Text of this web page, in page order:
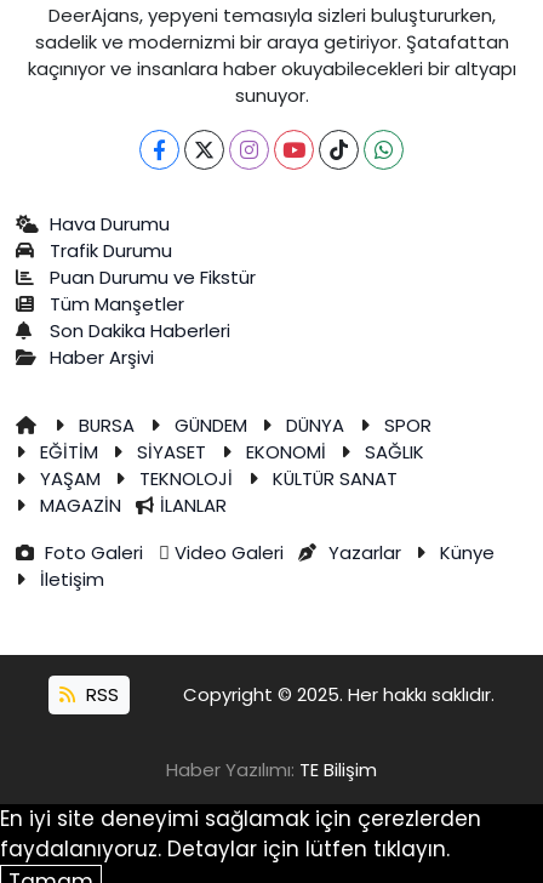
DeerAjans, yepyeni temasıyla sizleri buluştururken,
sadelik ve modernizmi bir araya getiriyor. Şatafattan
kaçınıyor ve insanlara haber okuyabilecekleri bir altyapı
sunuyor.
Hava Durumu
Trafik Durumu
Puan Durumu ve Fikstür
Tüm Manşetler
Son Dakika Haberleri
Haber Arşivi
BURSA GÜNDEM DÜNYA
SPOR
EĞİTİM
SİYASET EKONOMİ
SAĞLIK
YAŞAM
TEKNOLOJİ
KÜLTÜR SANAT
MAGAZİN
İLANLAR
Foto Galeri
Video Galeri Yazarlar
Künye
İletişim
RSS Copyright © 2025. Her hakkı saklıdır.
Haber Yazılımı: TE Bilişim
En iyi site deneyimi sağlamak için çerezlerden
faydalanıyoruz. Detaylar için lütfen tıklayın.